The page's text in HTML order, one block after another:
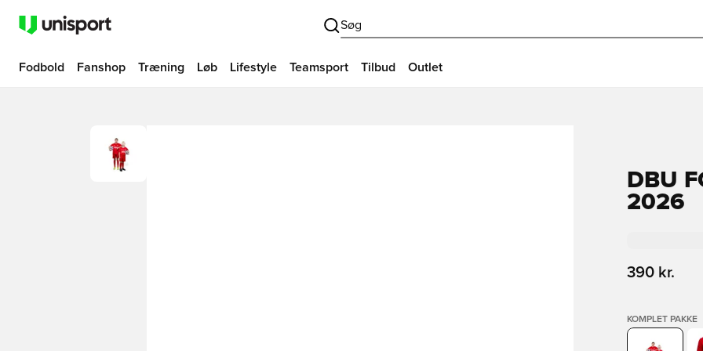
Søg
Fodbold Fanshop Træning Løb Lifestyle Teamsport Tilbud Outlet
DBU
2026
390 kr.
KOMPLET PAKKE